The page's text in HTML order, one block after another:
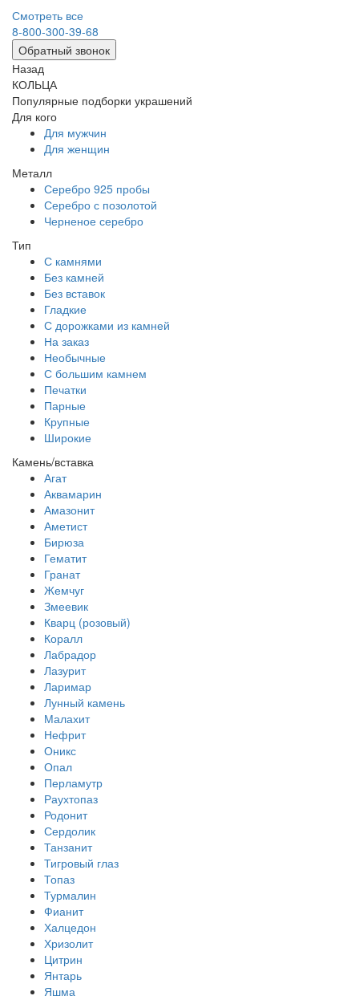
Смотреть все
8-800-300-39-68
Обратный звонок
Назад
КОЛЬЦА
Популярные подборки украшений
Для кого
Для мужчин
Для женщин
Металл
Серебро 925 пробы
Серебро с позолотой
Черненое серебро
Тип
С камнями
Без камней
Без вставок
Гладкие
С дорожками из камней
На заказ
Необычные
С большим камнем
Печатки
Парные
Крупные
Широкие
Камень/вставка
Агат
Аквамарин
Амазонит
Аметист
Бирюза
Гематит
Гранат
Жемчуг
Змеевик
Кварц (розовый)
Коралл
Лабрадор
Лазурит
Ларимар
Лунный камень
Малахит
Нефрит
Оникс
Опал
Перламутр
Раухтопаз
Родонит
Сердолик
Танзанит
Тигровый глаз
Топаз
Турмалин
Фианит
Халцедон
Хризолит
Цитрин
Янтарь
Яшма